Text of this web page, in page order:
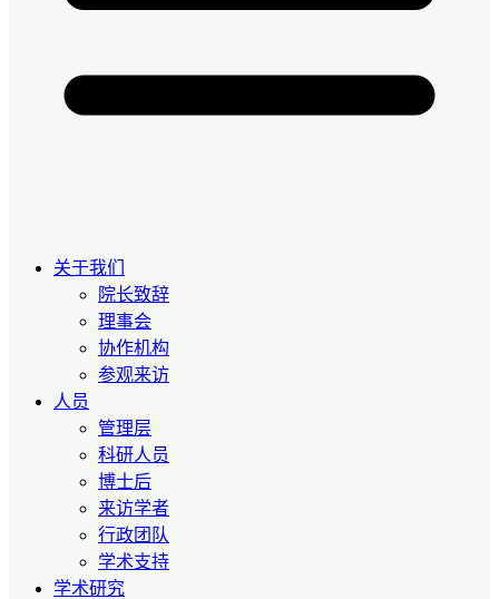
关于我们
院长致辞
理事会
协作机构
参观来访
人员
管理层
科研人员
博士后
来访学者
行政团队
学术支持
学术研究